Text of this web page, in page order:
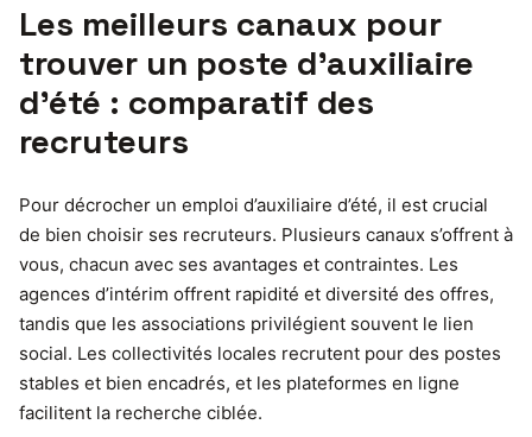
Les meilleurs canaux pour
trouver un poste d’auxiliaire
d’été : comparatif des
recruteurs
Pour décrocher un emploi d’auxiliaire d’été, il est crucial
de bien choisir ses recruteurs. Plusieurs canaux s’offrent à
vous, chacun avec ses avantages et contraintes. Les
agences d’intérim offrent rapidité et diversité des offres,
tandis que les associations privilégient souvent le lien
social. Les collectivités locales recrutent pour des postes
stables et bien encadrés, et les plateformes en ligne
facilitent la recherche ciblée.